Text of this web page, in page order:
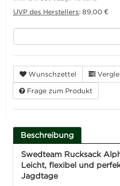
UVP des Herstellers:89,00 €
Wunschzettel
Frage zum Produkt
Beschreibung
Swedteam Rucksack
Leicht, flexibel und
Jagdtage